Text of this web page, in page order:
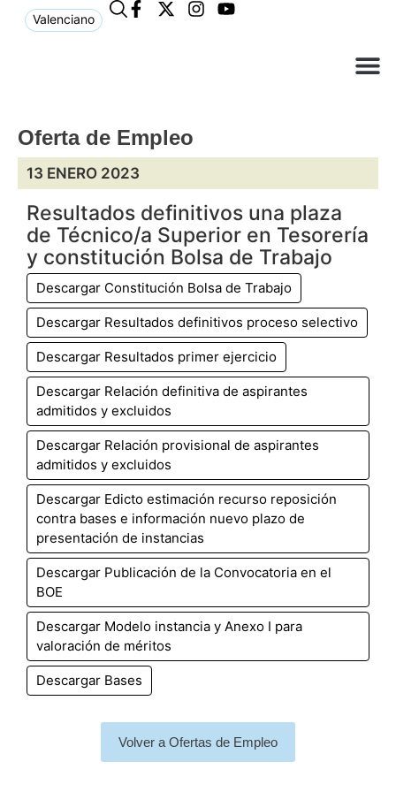
Valenciano
Oferta de Empleo
13 ENERO 2023
Resultados definitivos una plaza
de Técnico/a Superior en Tesorería
y constitución Bolsa de Trabajo
Descargar Constitución Bolsa de Trabajo
Descargar Resultados definitivos proceso selectivo
Descargar Resultados primer ejercicio
Descargar Relación definitiva de aspirantes
admitidos y excluidos
Descargar Relación provisional de aspirantes
admitidos y excluidos
Descargar Edicto estimación recurso reposición
contra bases e información nuevo plazo de
presentación de instancias
Descargar Publicación de la Convocatoria en el
BOE
Descargar Modelo instancia y Anexo I para
valoración de méritos
Descargar Bases
Volver a Ofertas de Empleo